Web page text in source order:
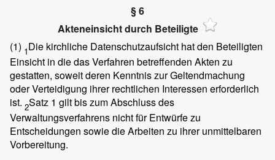
§ 6
Akteneinsicht durch Beteiligte
(1) 1Die kirchliche Datenschutzaufsicht hat den Beteiligten
Einsicht in die das Verfahren betreffenden Akten zu
gestatten, soweit deren Kenntnis zur Geltendmachung
oder Verteidigung ihrer rechtlichen Interessen erforderlich
ist. 2Satz 1 gilt bis zum Abschluss des
Verwaltungsverfahrens nicht für Entwürfe zu
Entscheidungen sowie die Arbeiten zu ihrer unmittelbaren
Vorbereitung.